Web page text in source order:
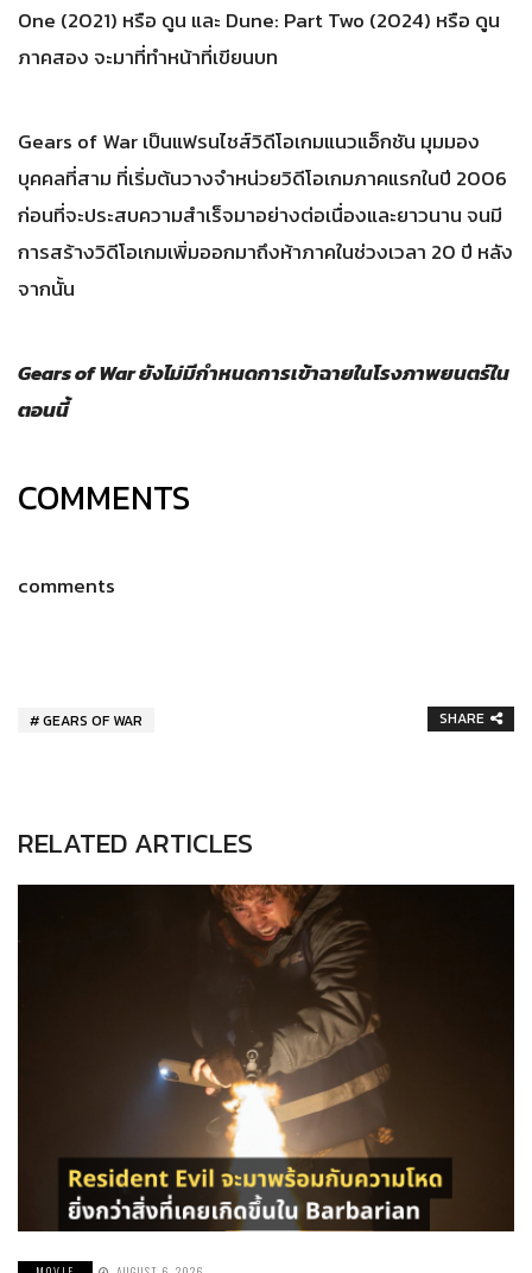
One (2021) หรือ ดูน และ Dune: Part Two (2024) หรือ ดูน
ภาคสอง จะมาที่ทำหน้าที่เขียนบท
Gears of War เป็นแฟรนไชส์วิดีโอเกมแนวแอ็กชัน มุมมอง
บุคคลที่สาม ที่เริ่มต้นวางจำหน่วยวิดีโอเกมภาคแรกในปี 2006
ก่อนที่จะประสบความสำเร็จมาอย่างต่อเนื่องและยาวนาน จนมี
การสร้างวิดีโอเกมเพิ่มออกมาถึงห้าภาคในช่วงเวลา 20 ปี หลัง
จากนั้น
Gears of War ยังไม่มีกำหนดการเข้าฉายในโรงภาพยนตร์ใน
ตอนนี้
COMMENTS
comments
GEARS OF WAR SHARE
RELATED ARTICLES